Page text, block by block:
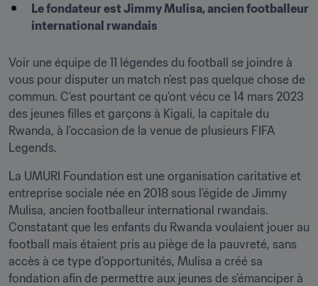
Le fondateur est Jimmy Mulisa, ancien footballeur
international rwandais
Voir une équipe de 11 légendes du football se joindre à
vous pour disputer un match n’est pas quelque chose de
commun. C’est pourtant ce qu’ont vécu ce 14 mars 2023
des jeunes filles et garçons à Kigali, la capitale du
Rwanda, à l’occasion de la venue de plusieurs FIFA
Legends.
La UMURI Foundation est une organisation caritative et
entreprise sociale née en 2018 sous l’égide de Jimmy
Mulisa, ancien footballeur international rwandais.
Constatant que les enfants du Rwanda voulaient jouer au
football mais étaient pris au piège de la pauvreté, sans
accès à ce type d’opportunités, Mulisa a créé sa
fondation afin de permettre aux jeunes de s’émanciper à